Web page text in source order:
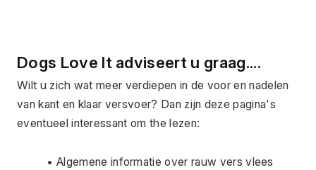
Dogs Love It adviseert u graag....
Wilt u zich wat meer verdiepen in de voor en nadelen
van kant en klaar versvoer? Dan zijn deze pagina's
eventueel interessant om the lezen:
Algemene informatie over rauw vers vlees